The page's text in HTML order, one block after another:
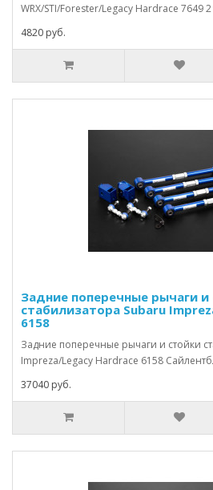
WRX/STI/Forester/Legacy Hardrace 7649
4820 руб.
Задние поперечные рычаги и
стабилизатора Subaru
6158
Задние поперечные рычаги и стойки
Impreza/Legacy Hardrace 6158
37040 руб.